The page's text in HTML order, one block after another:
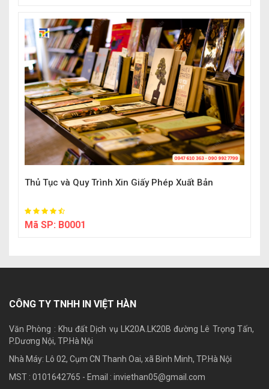
Thủ Tục và Quy Trình Xin Giấy Phép Xuất Bản
Mã SP: B0001
CÔNG TY TNHH IN VIỆT HÀN
Văn Phòng : Khu đất Dịch vụ LK20A.LK20B đường Lê Trọng Tấn,
P.Dương Nội, TP.Hà Nội
Nhà Máy: Lô 02, Cụm CN Thanh Oai, xã Bình Minh, TP.Hà Nội
MST : 0101642765 - Email : inviethan05@gmail.com